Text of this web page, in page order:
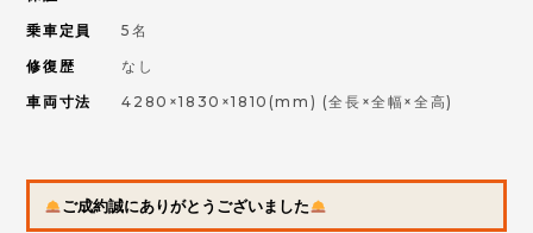
乗車定員
修復歴
車両寸法
5名
なし
4280×1830×1810(mm) (全長×全幅×全高)
ご成約誠にありがとうございました